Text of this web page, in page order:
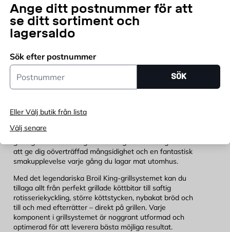
Ange ditt postnummer för att
se ditt sortiment och
lagersaldo
Sök efter postnummer
Postnummer
SÖK
Eller Välj butik från lista
Välj senare
Perfekt grillsmak med Broil King!
Upptäck den ultimata grillglädjen med Broil King-
att ge dig oöverträffad mångsidighet och en fantastisk
smakupplevelse varje gång du lagar mat utomhus.
Med det legendariska Broil King-grillsystemet kan du
tillaga allt från perfekt grillade köttbitar till saftig
rotisseriekyckling, större köttstycken, nybakat bröd och
till och med efterrätter – direkt på grillen. Varje
komponent i grillsystemet är noggrant utformad och
optimerad för att leverera bästa möjliga resultat.